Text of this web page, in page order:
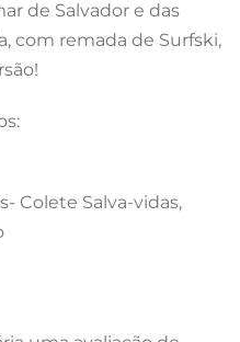
de Salvador e das
com remada de Surfski,
Colete Salva-vidas,